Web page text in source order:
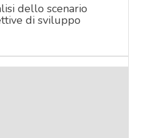
dello scenario
di sviluppo